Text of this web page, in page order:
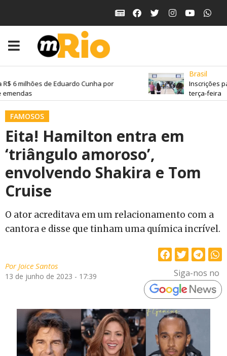
6 milhões de Eduardo Cunha por
Brasil
Inscrições
terça-feira
FAMOSOS
Eita! Hamilton entra em
‘triângulo amoroso’,
envolvendo Shakira e Tom
Cruise
O ator acreditava em um relacionamento com a
cantora e disse que tinham uma química incrível.
PorJoice Santos
13 de junho de 2023 - 17:39 Siga-nos no